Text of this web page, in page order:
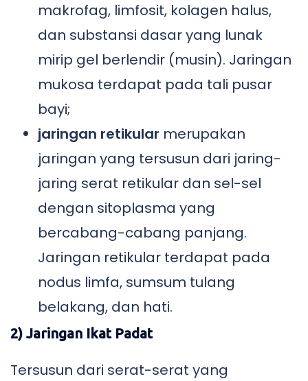
makrofag, limfosit, kolagen halus,
dan substansi dasar yang lunak
mirip gel berlendir (musin). Jaringan
mukosa terdapat pada tali pusar
bayi;
jaringan retikular merupakan
jaringan yang tersusun dari jaring-
jaring serat retikular dan sel-sel
dengan sitoplasma yang
bercabang-cabang panjang.
Jaringan retikular terdapat pada
nodus limfa, sumsum tulang
belakang, dan hati.
2) Jaringan Ikat Padat
Tersusun dari serat-serat yang